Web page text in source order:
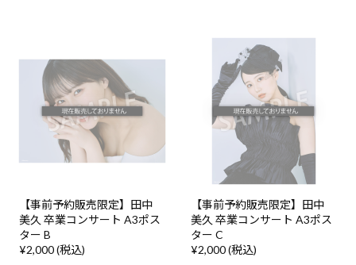
【事前予約販売限定】田中
美久 卒業コンサート A3ポス
ター B
¥2,000 (税込)
【事前予約販売限定】田中
美久 卒業コンサート A3ポス
ター C
¥2,000 (税込)